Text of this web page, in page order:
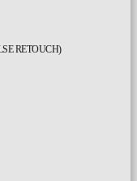
RETOUCH)